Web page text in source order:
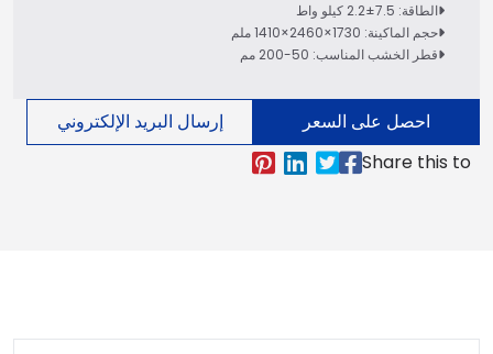
الطاقة: 7.5±2.2 كيلو واط
حجم الماكينة: 1730×2460×1410 ملم
قطر الخشب المناسب: 50-200 مم
احصل على السعر إرسال البريد الإلكتروني